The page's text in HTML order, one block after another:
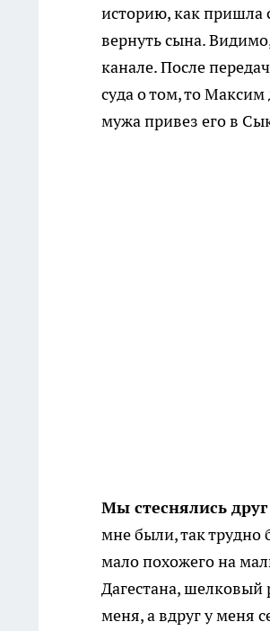
историю, как пришла
вернуть сына.
канале. После
суда о том, то
мужа привез его в
Мы стеснялись
мне были, так трудно
мало похожего на
Дагестана, шелковый
меня, а вдруг у меня